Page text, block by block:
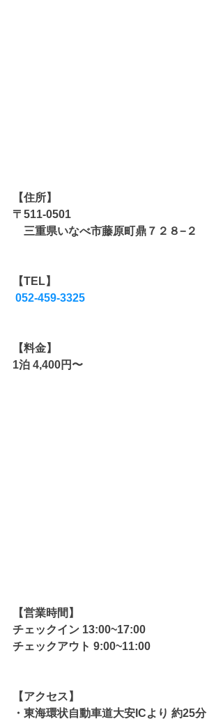
【住所】
〒511-0501
三重県いなべ市藤原町鼎７２８−２
【TEL】
052-459-3325
【料金】
1泊 4,400円〜
【営業時間】
チェックイン 13:00~17:00
チェックアウト 9:00~11:00
【アクセス】
・東海環状自動車道大安ICより 約25分